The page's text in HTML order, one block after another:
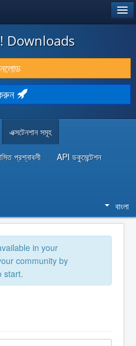
Downloads
এক্সটেনশান সমূহ
প্রশ্নাবলী API ডকুমেন্টেশন
বাংলা
in your
community by
start.